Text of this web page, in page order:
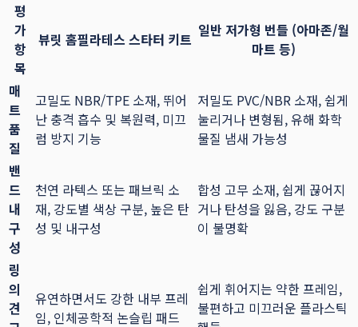
평
가
항
목
뷰릿 홈필라테스 스타터 키트 일반 저가형 번들 (아마존/월
마트 등)
매
트
품
질
고밀도 NBR/TPE 소재, 뛰어
난 충격 흡수 및 복원력, 미끄
럼 방지 기능
저밀도 PVC/NBR 소재, 쉽게
눌리거나 변형됨, 유해 화학
물질 냄새 가능성
밴
드
내
구
성
천연 라텍스 또는 패브릭 소
재, 강도별 색상 구분, 높은 탄
성 및 내구성
합성 고무 소재, 쉽게 끊어지
거나 탄성을 잃음, 강도 구분
이 불명확
링
의
견
유연하면서도 강한 내부 프레
임, 인체공학적 논슬립 패드
쉽게 휘어지는 약한 프레임,
불편하고 미끄러운 플라스틱